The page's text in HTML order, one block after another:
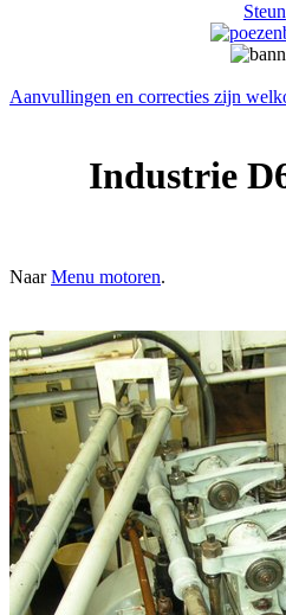
Steun
Aanvullingen en correcties zijn
Industrie
NaarMenu motoren.